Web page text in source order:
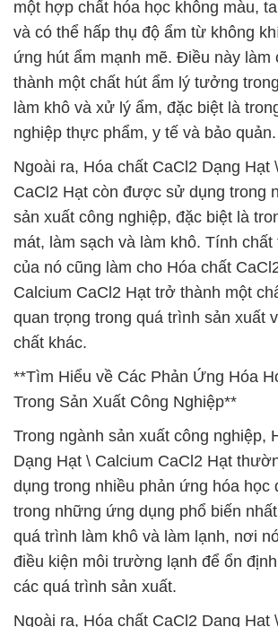
một hợp chất hóa học không màu,
và có thể hấp thụ độ ẩm từ không
ứng hút ẩm mạnh mẽ. Điều này làm
thành một chất hút ẩm lý tưởng
làm khô và xử lý ẩm, đặc biệt là
nghiệp thực phẩm, y tế và bảo quản.
Ngoài ra, Hóa chất CaCl2 Dạng Hạt
CaCl2 Hạt còn được sử dụng trong
sản xuất công nghiệp, đặc biệt là
mát, làm sạch và làm khô. Tính
của nó cũng làm cho Hóa chất
Calcium CaCl2 Hạt trở thành một
quan trọng trong quá trình sản xuất
chất khác.
**Tìm Hiểu về Các Phản Ứng Hóa
Trong Sản Xuất Công Nghiệp**
Trong ngành sản xuất công nghiệp,
Dạng Hạt \ Calcium CaCl2 Hạt
dụng trong nhiều phản ứng hóa học
trong những ứng dụng phổ biến
quá trình làm khô và làm lạnh, nơi
điều kiện môi trường lạnh để ổn
các quá trình sản xuất.
Ngoài ra, Hóa chất CaCl2 Dạng Hạt